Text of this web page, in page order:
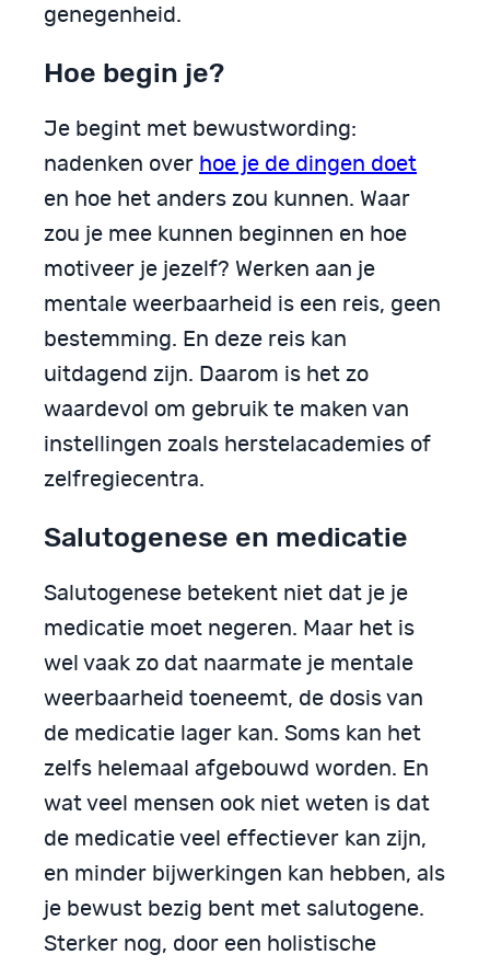
genegenheid.
Hoe begin je?
Je begint met bewustwording:
nadenken over hoe je de dingen doet
en hoe het anders zou kunnen. Waar
zou je mee kunnen beginnen en hoe
motiveer je jezelf? Werken aan je
mentale weerbaarheid is een reis, geen
bestemming. En deze reis kan
uitdagend zijn. Daarom is het zo
waardevol om gebruik te maken van
instellingen zoals herstelacademies of
zelfregiecentra.
Salutogenese en medicatie
Salutogenese betekent niet dat je je
medicatie moet negeren. Maar het is
wel vaak zo dat naarmate je mentale
weerbaarheid toeneemt, de dosis van
de medicatie lager kan. Soms kan het
zelfs helemaal afgebouwd worden. En
wat veel mensen ook niet weten is dat
de medicatie veel effectiever kan zijn,
en minder bijwerkingen kan hebben, als
je bewust bezig bent met salutogene.
Sterker nog, door een holistische